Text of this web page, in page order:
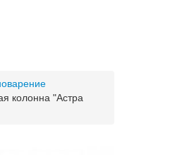
колонна "Астра